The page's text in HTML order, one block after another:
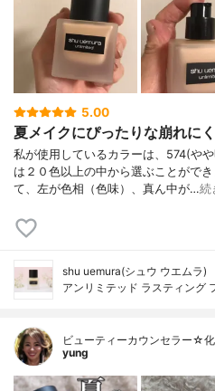
5.00
夏メイクにぴったりな崩れに
私が使用しているカラーは、574(や
は２０色以上の中から選ぶことがで
て、左が色相（色味）、真ん中が…続
shu uemura(シュウ ウエムラ)
アンリミテッド ラスティング
ビューティーカウンセラー☆
yung